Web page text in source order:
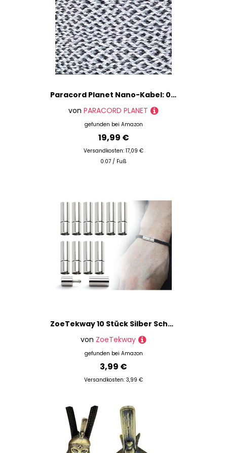
Paracord Planet Nano-Kabel: 0,75 mm Durchmesser, 300 Fuß Spule aus geflochtenem Kabel
von PARACORD PLANET
gefunden bei Amazon
19,99 €
Versandkosten: 17,09 €
0.07 / Fuß
ZoeTekway 10 Stück Silber Schnur Endkappen Kettenverschluss Schnalle schieben Paracord Verschlüsse für Armbänder Schmuckherstellung
von ZoeTekway
gefunden bei Amazon
3,99 €
Versandkosten: 3,99 €